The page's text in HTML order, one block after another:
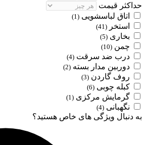
حداکثر قیمت
اتاق لباسشویی (1)
استخر (41)
بخاری (5)
چمن (10)
درب ضد سرقت (4)
دوربین مدار بسته (2)
روف گاردن (3)
کبله چوبی (6)
گرمایش مرکزی (1)
نگهبانی (4)
به دنبال ویژگی های خاص هستید؟